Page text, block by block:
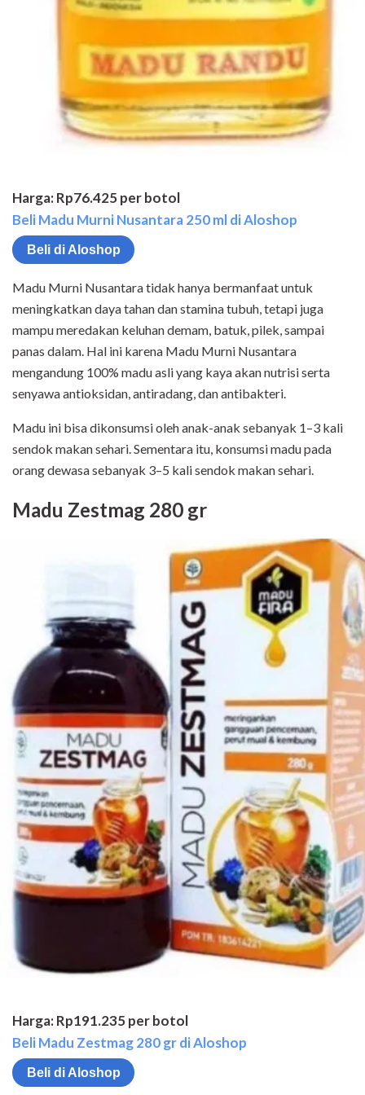
Harga: Rp76.425 per botol
Beli Madu Murni Nusantara 250 ml di Aloshop
Beli di Aloshop
Madu Murni Nusantara tidak hanya bermanfaat untuk
meningkatkan daya tahan dan stamina tubuh, tetapi juga
mampu meredakan keluhan demam, batuk, pilek, sampai
panas dalam. Hal ini karena Madu Murni Nusantara
mengandung 100% madu asli yang kaya akan nutrisi serta
senyawa antioksidan, antiradang, dan antibakteri.
Madu ini bisa dikonsumsi oleh anak-anak sebanyak 1–3 kali
sendok makan sehari. Sementara itu, konsumsi madu pada
orang dewasa sebanyak 3–5 kali sendok makan sehari.
Madu Zestmag 280 gr
Harga: Rp191.235 per botol
Beli Madu Zestmag 280 gr di Aloshop
Beli di Aloshop